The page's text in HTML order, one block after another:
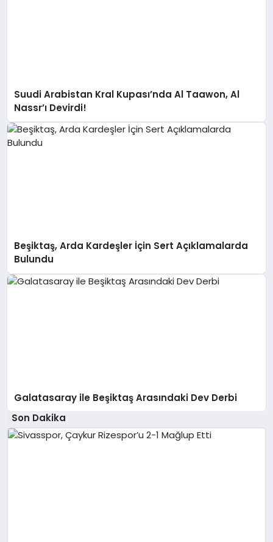
Suudi Arabistan Kral Kupası’nda Al Taawon, Al
Nassr’ı Devirdi!
Beşiktaş, Arda Kardeşler İçin Sert Açıklamalarda
Bulundu
Galatasaray ile Beşiktaş Arasındaki Dev Derbi
Son Dakika